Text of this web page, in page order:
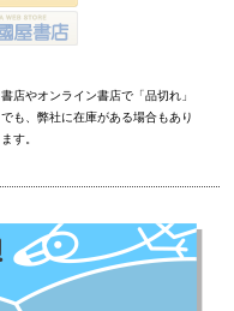
書店やオンライン書店で「品切れ」
でも、弊社に在庫がある場合もあり
ます。